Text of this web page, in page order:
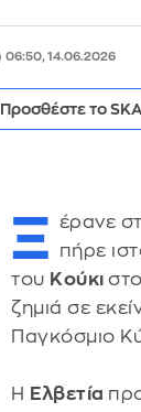
06:50, 14.06.2026
Προσθέστε το
Ξ έρανε
πήρε
του Κούκι
ζημιά σε
Παγκόσμιο
Η Ελβετία